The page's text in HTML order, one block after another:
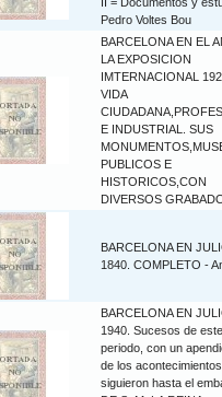
Pedro Voltes Bou
BARCELONA EN EL
LA EXPOSICION
IMTERNACIONAL
VIDA
E INDUSTRIAL. SUS
PUBLICOS E
HISTORICOS,CON
DIVERSOS
BARCELONA EN
1840. COMPLETO -
BARCELONA EN
1940. Sucesos de este
periodo, con un
de los
siguieron hasta el